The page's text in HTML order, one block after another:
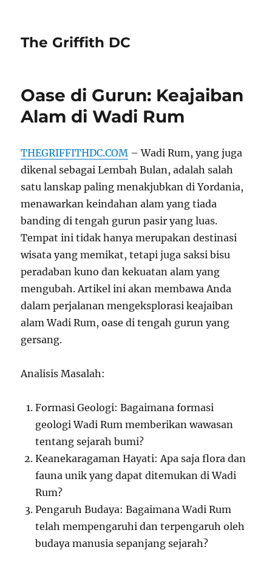
The Griffith DC
Oase di Gurun: Keajaiban
Alam di Wadi Rum
THEGRIFFITHDC.COM – Wadi Rum, yang juga
dikenal sebagai Lembah Bulan, adalah salah
satu lanskap paling menakjubkan di Yordania,
menawarkan keindahan alam yang tiada
banding di tengah gurun pasir yang luas.
Tempat ini tidak hanya merupakan destinasi
wisata yang memikat, tetapi juga saksi bisu
peradaban kuno dan kekuatan alam yang
mengubah. Artikel ini akan membawa Anda
dalam perjalanan mengeksplorasi keajaiban
alam Wadi Rum, oase di tengah gurun yang
gersang.
Analisis Masalah:
Formasi Geologi: Bagaimana formasi
geologi Wadi Rum memberikan wawasan
tentang sejarah bumi?
Keanekaragaman Hayati: Apa saja flora dan
fauna unik yang dapat ditemukan di Wadi
Rum?
Pengaruh Budaya: Bagaimana Wadi Rum
telah mempengaruhi dan terpengaruh oleh
budaya manusia sepanjang sejarah?